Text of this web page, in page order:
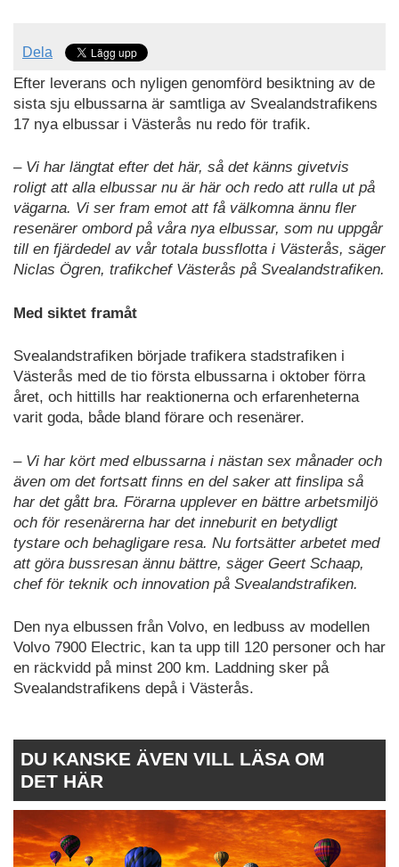
Dela
Efter leverans och nyligen genomförd besiktning av de
sista sju elbussarna är samtliga av Svealandstrafikens
17 nya elbussar i Västerås nu redo för trafik.
– Vi har längtat efter det här, så det känns givetvis
roligt att alla elbussar nu är här och redo att rulla ut på
vägarna. Vi ser fram emot att få välkomna ännu fler
resenärer ombord på våra nya elbussar, som nu uppgår
till en fjärdedel av vår totala bussflotta i Västerås, säger
Niclas Ögren, trafikchef Västerås på Svealandstrafiken.
Med siktet framåt
Svealandstrafiken började trafikera stadstrafiken i
Västerås med de tio första elbussarna i oktober förra
året, och hittills har reaktionerna och erfarenheterna
varit goda, både bland förare och resenärer.
– Vi har kört med elbussarna i nästan sex månader och
även om det fortsatt finns en del saker att finslipa så
har det gått bra. Förarna upplever en bättre arbetsmiljö
och för resenärerna har det inneburit en betydligt
tystare och behagligare resa. Nu fortsätter arbetet med
att göra bussresan ännu bättre, säger Geert Schaap,
chef för teknik och innovation på Svealandstrafiken.
Den nya elbussen från Volvo, en ledbuss av modellen
Volvo 7900 Electric, kan ta upp till 120 personer och har
en räckvidd på minst 200 km. Laddning sker på
Svealandstrafikens depå i Västerås.
DU KANSKE ÄVEN VILL LÄSA OM
DET HÄR